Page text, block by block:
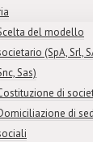
del modello
(SpA, Srl,
Sas)
di
di